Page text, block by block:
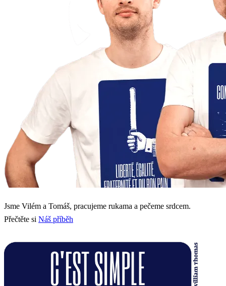
Jsme Vilém a Tomáš, pracujeme rukama a pečeme srdcem.
Přečtěte si Náš příběh